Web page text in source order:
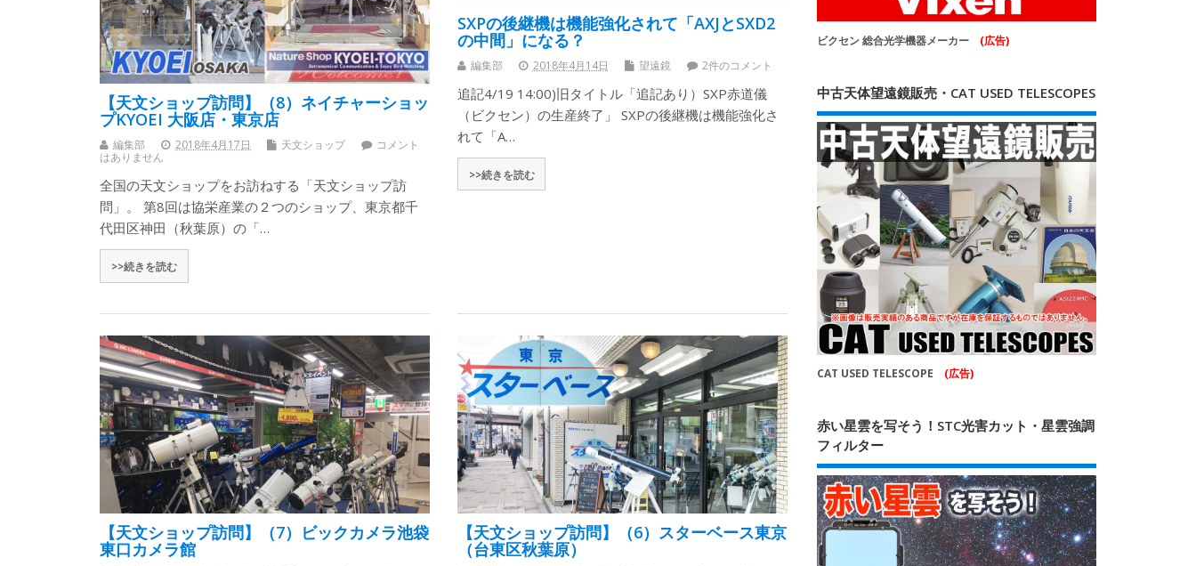
【天文ショップ訪問】（8）ネイチャーショッ
プKYOEI 大阪店・東京店
編集部 2018年4月17日 天文ショップ
コメント
はありません
全国の天文ショップをお訪ねする「天文ショップ訪
問」。 第8回は協栄産業の２つのショップ、東京都千
代田区神田（秋葉原）の「…
>>続きを読む
SXPの後継機は機能強化されて「AXJとSXD2
の中間」になる？
編集部 2018年4月14日 望遠鏡 2件のコメント
追記4/19 14:00)旧タイトル「追記あり）SXP赤道儀
（ビクセン）の生産終了」 SXPの後継機は機能強化さ
れて「A…
>>続きを読む
【天文ショップ訪問】（7）ビックカメラ池袋
東口カメラ館
【天文ショップ訪問】（6）スターベース東京
（台東区秋葉原）
ビクセン 総合光学機器メーカー (広告)
中古天体望遠鏡販売・CAT USED TELESCOPES
CAT USED TELESCOPE (広告)
赤い星雲を写そう！STC光害カット・星雲強調
フィルター